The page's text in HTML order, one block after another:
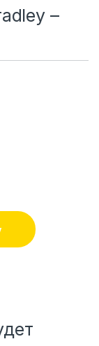
–
#2621 количество